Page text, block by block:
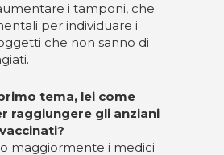
i tamponi, che
per individuare i
che non sanno di
tema, lei come
raggiungere gli anziani
maggiormente i medici